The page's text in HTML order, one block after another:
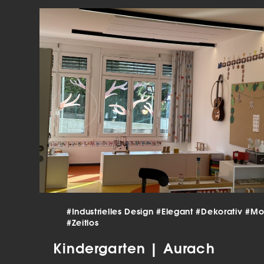
#Industrielles Design#Elegant#Dekorativ
#Zeitlos
Kindergarten | Aurach
die